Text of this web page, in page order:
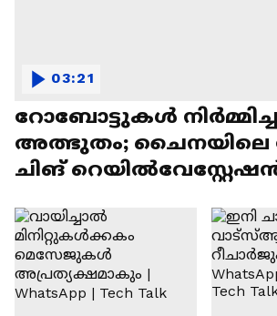
റോബോട്ടുകൾ നിർമ്മിച്ച
അത്ഭുതം; ചൈനയിലെ ചോങ്
ചിങ് റെയിൽവേസ്റ്റേഷൻ
03:21